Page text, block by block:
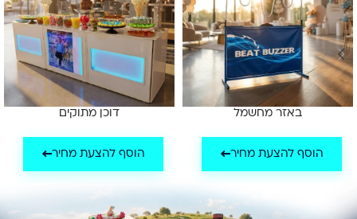
באזר מחשמל
הוסף להצעת מחיר
דוכן מתוקים
הוסף להצעת מחיר